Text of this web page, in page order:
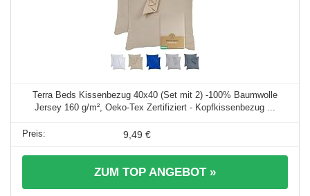
Terra Beds Kissenbezug 40x40 (Set mit 2) -100% Baumwolle
Jersey 160 g/m², Oeko-Tex Zertifiziert - Kopfkissenbezug ...
9,49 €
ZUM TOP ANGEBOT »